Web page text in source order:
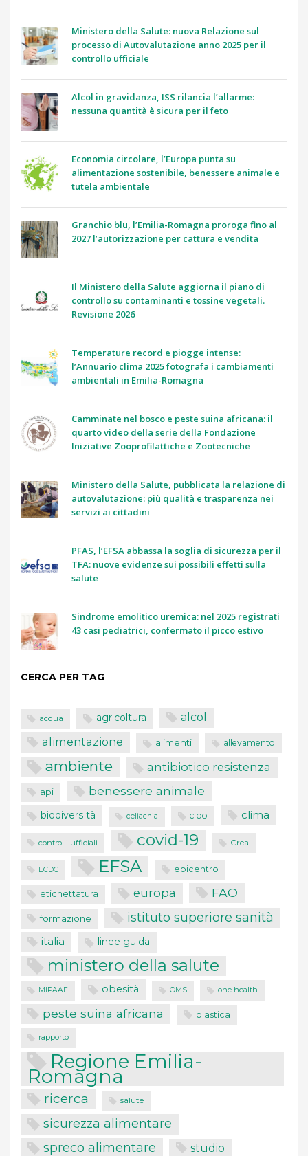
Ministero della Salute: nuova Relazione sul
processo di Autovalutazione anno 2025 per il
controllo ufficiale
Alcol in gravidanza, ISS rilancia l’allarme:
nessuna quantità è sicura per il feto
Economia circolare, l’Europa punta su
alimentazione sostenibile, benessere animale e
tutela ambientale
Granchio blu, l’Emilia-Romagna proroga fino al
2027 l’autorizzazione per cattura e vendita
Il Ministero della Salute aggiorna il piano di
controllo su contaminanti e tossine vegetali.
Revisione 2026
Temperature record e piogge intense:
l’Annuario clima 2025 fotografa i cambiamenti
ambientali in Emilia-Romagna
Camminate nel bosco e peste suina africana: il
quarto video della serie della Fondazione
Iniziative Zooprofilattiche e Zootecniche
Ministero della Salute, pubblicata la relazione di
autovalutazione: più qualità e trasparenza nei
servizi ai cittadini
PFAS, l’EFSA abbassa la soglia di sicurezza per il
TFA: nuove evidenze sui possibili effetti sulla
salute
Sindrome emolitico uremica: nel 2025 registrati
43 casi pediatrici, confermato il picco estivo
CERCA PER TAG
acqua agricoltura alcol
alimentazione alimenti allevamento
ambiente antibiotico resistenza
api benessere animale
biodiversità celiachia cibo clima
controlli ufficiali covid-19 Crea
ECDC EFSA epicentro
etichettatura europa FAO
formazione istituto superiore sanità
italia linee guida
ministero della salute
MIPAAF obesità OMS one health
peste suina africana plastica
rapporto
Regione Emilia-
Romagna
ricerca salute
sicurezza alimentare
spreco alimentare studio